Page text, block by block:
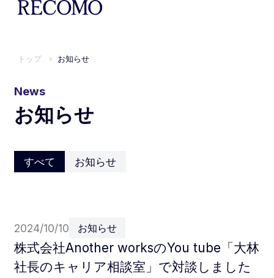
トップ お知らせ
News
お知らせ
すべて お知らせ
2024/10/10 お知らせ
株式会社Another worksのYou tube「大林
社長のキャリア相談室」で対談しました